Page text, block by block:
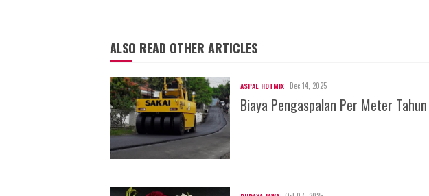
ALSO READ OTHER ARTICLES
ASPAL HOTMIX Dec 14, 2025
Biaya Pengaspalan Per Meter